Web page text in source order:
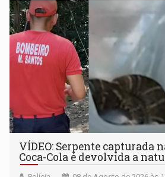
VÍDEO: Serpente capturada
Coca-Cola é devolvida a